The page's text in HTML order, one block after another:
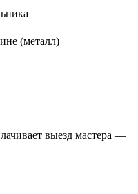
(металл)
выезд мастера —